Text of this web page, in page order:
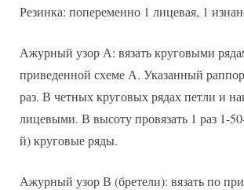
Резинка: попеременно 1 лицевая, 1
Ажурный узор А: вязать круговыми
приведенной схеме А. Указанный
раз. В четных круговых рядах петли и
лицевыми. В высоту провязать 1 раз 1-
й) круговые ряды.
Ажурный узор В (бретели): вязать по